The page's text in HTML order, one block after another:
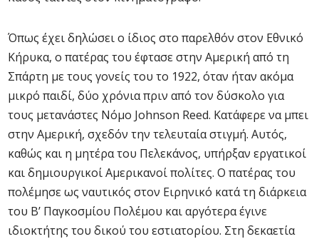
Όπως έχει δηλώσει ο ίδιος στο παρελθόν στον Εθνικό
Κήρυκα, ο πατέρας του έφτασε στην Αμερική από τη
Σπάρτη με τους γονείς του το 1922, όταν ήταν ακόμα
μικρό παιδί, δύο χρόνια πριν από τον δύσκολο για
τους μετανάστες Νόμο Johnson Reed. Κατάφερε να μπει
στην Αμερική, σχεδόν την τελευταία στιγμή. Αυτός,
καθώς και η μητέρα του Πελεκάνος, υπήρξαν εργατικοί
και δημιουργικοί Αμερικανοί πολίτες. Ο πατέρας του
πολέμησε ως ναυτικός στον Ειρηνικό κατά τη διάρκεια
του Β’ Παγκοσμίου Πολέμου και αργότερα έγινε
ιδιοκτήτης του δικού του εστιατορίου. Στη δεκαετία